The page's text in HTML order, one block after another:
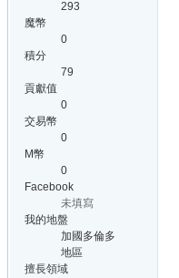
293
魔幣
0
積分
79
貢獻值
0
交易幣
0
M幣
0
Facebook
未填寫
我的地盤
加國多倫多
地區
擅長領域